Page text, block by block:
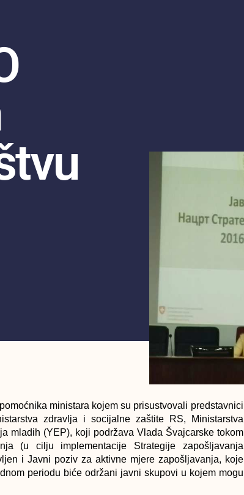
ministara kojem su prisustvovali predstavnici
zdravlja i socijalne zaštite RS, Ministarstva
mladih (YEP), koji podržava Vlada Švajcarske tokom
(u cilju implementacije Strategije zapošljavanja
i Javni poziv za aktivne mjere zapošljavanja, koje
periodu biće održani javni skupovi u kojem mogu